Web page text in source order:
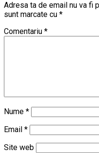
Adresa ta de email nu va fi
sunt marcate cu *
Comentariu *
Nume *
Email *
Site web